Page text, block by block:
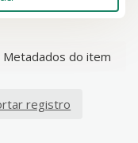
Metadados do item
registro